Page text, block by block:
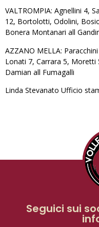
VALTROMPIA: Agnellini 4,
12, Bortolotti, Odolini,
Bonera Montanari all
AZZANO MELLA:
Lonati 7, Carrara 5, Moretti
Damian all Fumagalli
Linda Stevanato Ufficio
Seguici sui